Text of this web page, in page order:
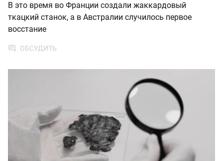
В это время во Франции создали жаккардовый
ткацкий станок, а в Австралии случилось первое
восстание
ОБСУДИТЬ